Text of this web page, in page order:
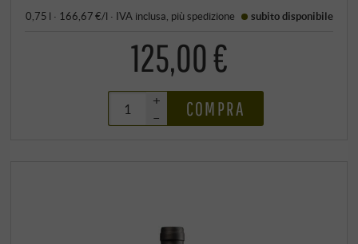
0,75 l · 166,67 €/l · IVA inclusa , piùspedizione subito disponibile
125,00 €
+
–
COMPRA